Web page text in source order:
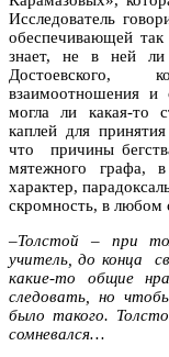
Исследователь
обеспечивающей
знает, не в ней
Достоевского,
взаимоотношения
могла ли какая-то
каплей для
что причины
мятежного графа,
характер,
скромность, в любом
–Толстой – при
учитель, до конца
какие-то общие
следовать, но
было такого.
сомневался…